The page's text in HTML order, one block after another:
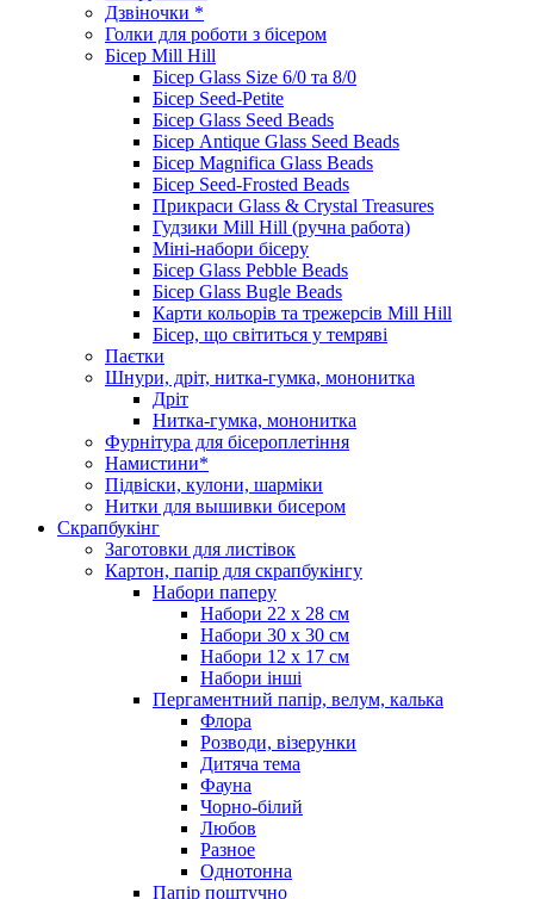
Дзвіночки *
Голки для роботи з бісером
Бісер Mill Hill
Бісер Glass Size 6/0 та 8/0
Бісер Seed-Petite
Бісер Glass Seed Beads
Бісер Antique Glass Seed Beads
Бісер Magnifica Glass Beads
Бісер Seed-Frosted Beads
Прикраси Glass & Crystal Treasures
Гудзики Mill Hill (ручна работа)
Міні-набори бісеру
Бісер Glass Pebble Beads
Бісер Glass Bugle Beads
Карти кольорів та трежерсів Mill Hill
Бісер, що світиться у темряві
Паєтки
Шнури, дріт, нитка-гумка, мононитка
Дріт
Нитка-гумка, мононитка
Фурнітура для бісероплетіння
Намистини*
Підвіски, кулони, шарміки
Нитки для вышивки бисером
Скрапбукінг
Заготовки для листівок
Картон, папір для скрапбукінгу
Набори паперу
Набори 22 х 28 см
Набори 30 х 30 см
Набори 12 х 17 см
Набори інші
Пергаментний папір, велум, калька
Флора
Розводи, візерунки
Дитяча тема
Фауна
Чорно-білий
Любов
Разное
Однотонна
Папір поштучно